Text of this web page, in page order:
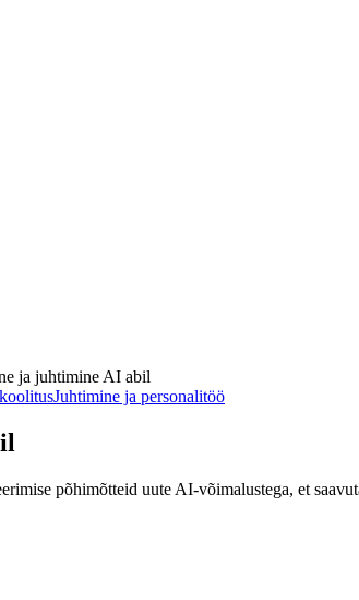
ja juhtimine AI abil
Juhtimine ja personalitöö
põhimõtteid uute AI-võimalustega, et